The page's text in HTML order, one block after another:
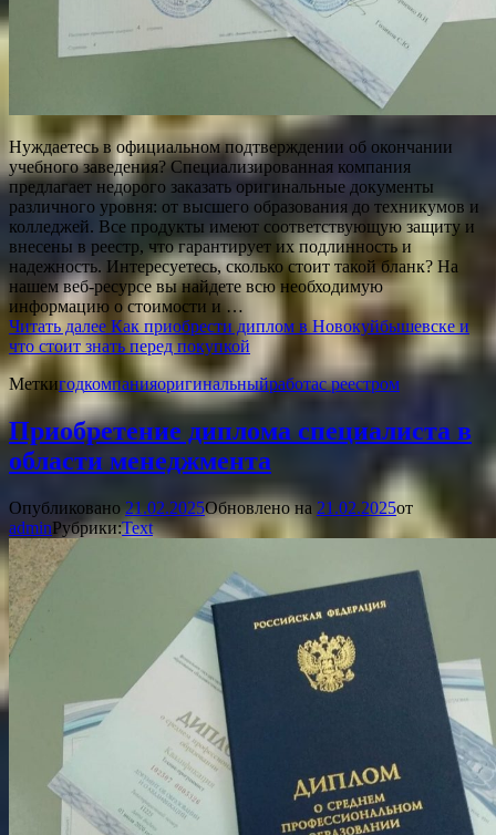
Нуждаетесь в официальном подтверждении об окончании
учебного заведения? Специализированная компания
предлагает недорого заказать оригинальные документы
различного уровня: от высшего образования до техникумов и
колледжей. Все продукты имеют соответствующую защиту и
внесены в реестр, что гарантирует их подлинность и
надежность. Интересуетесь, сколько стоит такой бланк? На
нашем веб-ресурсе вы найдете всю необходимую
информацию о стоимости и …
Читать далее Как приобрести диплом в Новокуйбышевске и
что стоит знать перед покупкой
Меткигодкомпанияоригинальныйработас реестром
Приобретение диплома специалиста в
области менеджмента
Опубликовано 21.02.2025Обновлено на 21.02.2025от
adminРубрики:Text